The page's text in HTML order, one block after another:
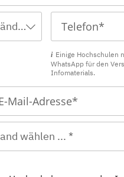
Ländervorwahl wählen ... *
Einige Hochschulen
WhatsApp für den
Infomaterials.
wählen ... *